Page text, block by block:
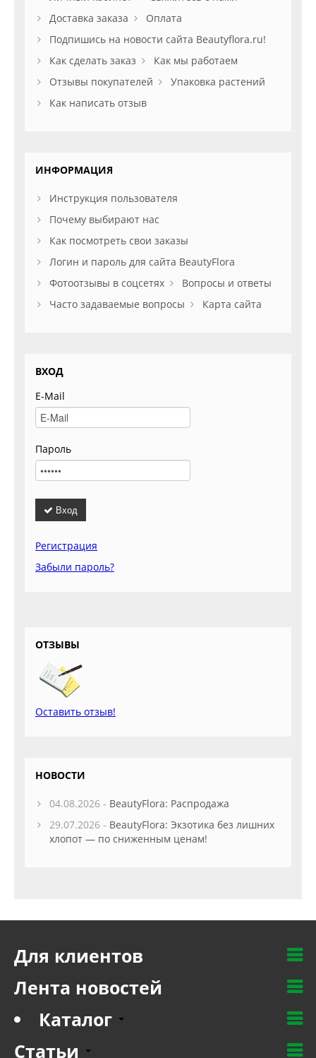
Доставка заказа
Оплата
Подпишись на новости сайта Beautyflora.ru!
Как сделать заказ
Как мы работаем
Отзывы покупателей
Упаковка растений
Как написать отзыв
ИНФОРМАЦИЯ
Инструкция пользователя
Почему выбирают нас
Как посмотреть свои заказы
Логин и пароль для сайта BeautyFlora
Фотоотзывы в соцсетях
Вопросы и ответы
Часто задаваемые вопросы
Карта сайта
ВХОД
E-Mail
Пароль
Вход
Регистрация
Забыли пароль?
ОТЗЫВЫ
Оставить отзыв!
НОВОСТИ
04.08.2026 - BeautyFlora: Распродажа
29.07.2026 - BeautyFlora: Экзотика без лишних
хлопот — по сниженным ценам!
Для клиентов
Лента новостей
Каталог
Статьи